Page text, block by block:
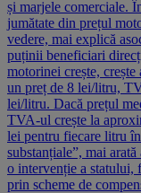
și marjele comerciale.
jumătate din prețul
vedere, mai explică
puținii beneficiari
motorinei crește,
un preț de 8 lei/litru,
lei/litru. Dacă prețul
TVA-ul crește la
lei pentru fiecare litru
substanțiale”, mai
o intervenție a statului,
prin scheme de